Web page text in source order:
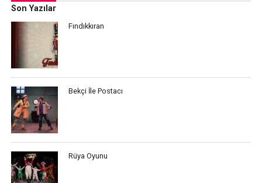
Son Yazılar
Fındıkkıran
Bekçi İle Postacı
Rüya Oyunu